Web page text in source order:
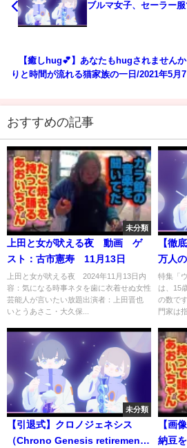
ブルマ女子、セーラー
【癒しhug💕】あなたもhugされませんか
りと時間が流れる猫家族の一日/2021年5月
おすすめの記事
未分類
上田と女が吠える夜 動画 ゲ
スト：古市憲寿 11月13日
上田と女が吠える夜 2024年11月13日内
容：気になる時事ネタを歯に衣着せぬ女性
芸能人が言いたい放題出演者：上田晋也
いとうあさこ・大久保...
【徹
万人
もは･
もり
年ひ
特集「
は、15
の数で
門家は
未分類
【引退式】クロノジェネシス
（Chrono Genesis retirement
【画
納豆